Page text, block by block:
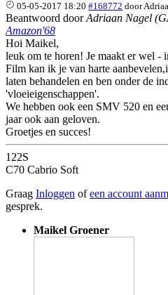
05-05-2017 18:20 #168772 door
Beantwoord doorAdriaan Nagel
Amazon'68
Hoi Maikel,
leuk om te horen! Je maakt er wel -
Film kan ik je van harte
laten behandelen en ben onder de
'vloeieigenschappen'.
We hebben ook een SMV 520 en
jaar ook aan geloven.
Groetjes en succes!
122S
C70 Cabrio Soft
Graag Inloggen ofeen account
gesprek.
Maikel Groener